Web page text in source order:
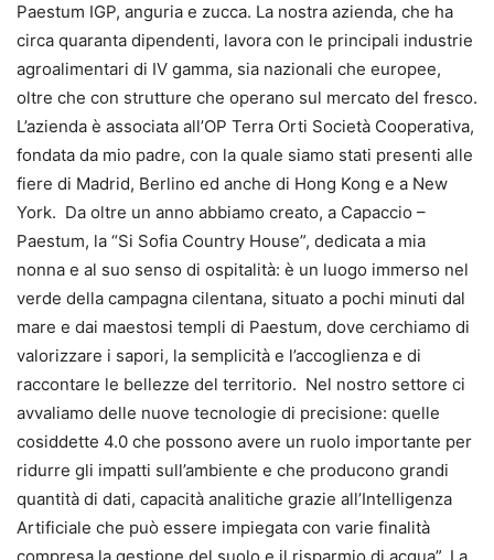
Paestum IGP, anguria e zucca. La nostra azienda, che ha
circa quaranta dipendenti, lavora con le principali industrie
agroalimentari di IV gamma, sia nazionali che europee,
oltre che con strutture che operano sul mercato del fresco.
L’azienda è associata all’OP Terra Orti Società Cooperativa,
fondata da mio padre, con la quale siamo stati presenti alle
fiere di Madrid, Berlino ed anche di Hong Kong e a New
York. Da oltre un anno abbiamo creato, a Capaccio –
Paestum, la “Si Sofia Country House”, dedicata a mia
nonna e al suo senso di ospitalità: è un luogo immerso nel
verde della campagna cilentana, situato a pochi minuti dal
mare e dai maestosi templi di Paestum, dove cerchiamo di
valorizzare i sapori, la semplicità e l’accoglienza e di
raccontare le bellezze del territorio. Nel nostro settore ci
avvaliamo delle nuove tecnologie di precisione: quelle
cosiddette 4.0 che possono avere un ruolo importante per
ridurre gli impatti sull’ambiente e che producono grandi
quantità di dati, capacità analitiche grazie all’Intelligenza
Artificiale che può essere impiegata con varie finalità